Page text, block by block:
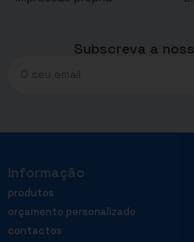
Subscreva a
Informação
produtos
orçamento personalizado
contactos